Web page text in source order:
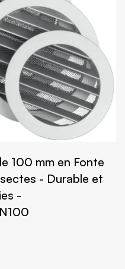
100 mm en Fonte
- Durable et
-